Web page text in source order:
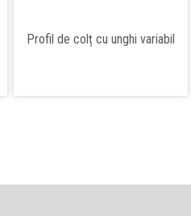
Profil de colț cu unghi variabil